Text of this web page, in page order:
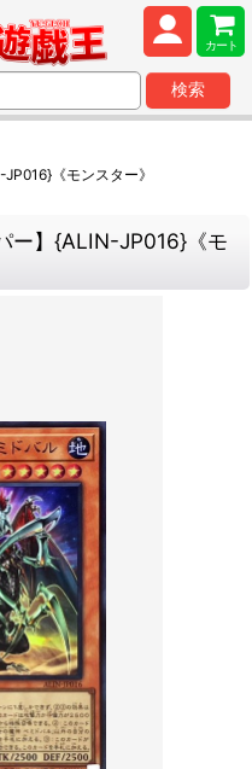
カート
検索
《モンスター》
ー】{ALIN-JP016}《モ